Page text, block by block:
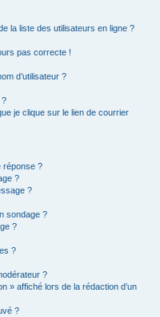
la liste des utilisateurs en ligne ?
pas correcte !
d’utilisateur ?
?
je clique sur le lien de courrier
réponse ?
?
?
sondage ?
?
?
?
» affiché lors de la rédaction d’un
?